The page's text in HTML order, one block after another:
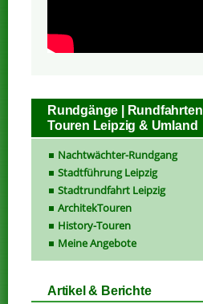
Rundgänge | Rundfahrten |
Touren Leipzig & Umland
Nachtwächter-Rundgang
Stadtführung Leipzig
Stadtrundfahrt Leipzig
ArchitekTouren
History-Touren
Meine Angebote
Artikel & Berichte